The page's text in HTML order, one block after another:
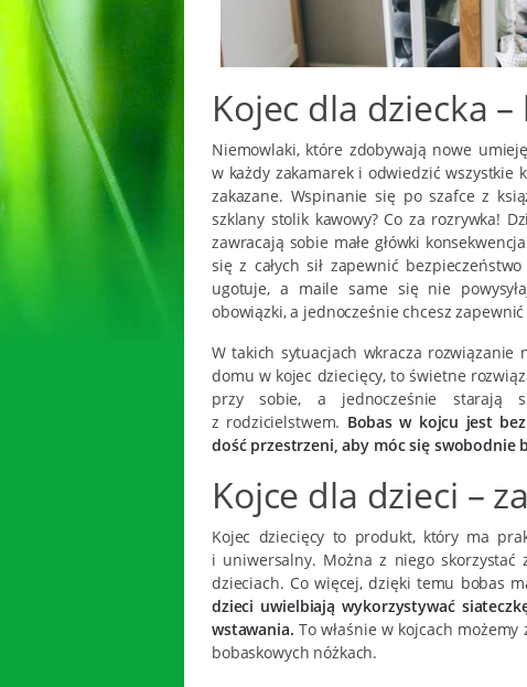
Kojec dla dziecka
Niemowlaki, które zdobywają nowe
w każdy zakamarek i odwiedzić wszystkie
zakazane. Wspinanie się po szafce z
szklany stolik kawowy? Co za rozrywka!
zawracają sobie małe główki
się z całych sił zapewnić
ugotuje, a maile same się nie
obowiązki, a jednocześnie chcesz
W takich sytuacjach wkracza rozwiązanie
domu w kojec dziecięcy, to świetne
przy sobie, a jednocześnie starają
z rodzicielstwem. Bobas w kojcu jest
dość przestrzeni, aby móc się swobodnie
Kojce dla dzieci –
Kojec dziecięcy to produkt, który ma
i uniwersalny. Można z niego
dzieciach. Co więcej, dzięki temu bobas
dzieci uwielbiają wykorzystywać
wstawania. To właśnie w kojcach
bobaskowych nóżkach.